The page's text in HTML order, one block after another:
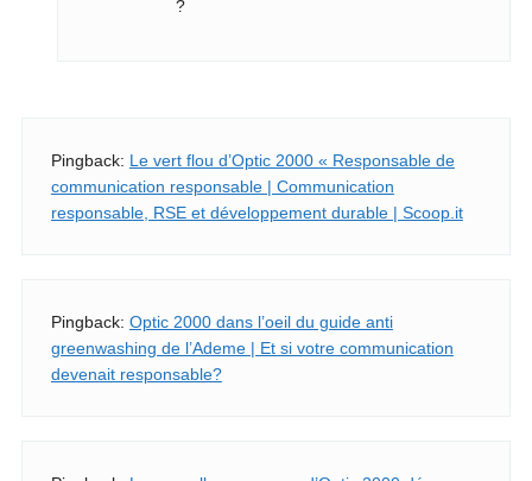
?
Pingback: Le vert flou d’Optic 2000 « Responsable de
communication responsable | Communication
responsable, RSE et développement durable | Scoop.it
Pingback: Optic 2000 dans l’oeil du guide anti
greenwashing de l’Ademe | Et si votre communication
devenait responsable?